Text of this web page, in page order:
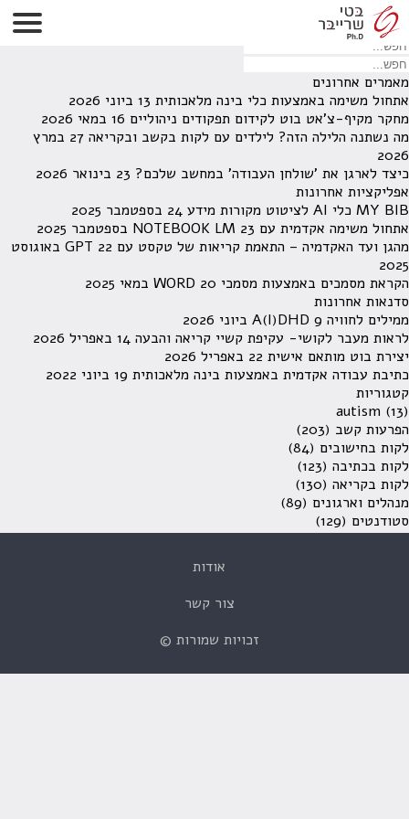
לא נמצאו תוצאות תחת קטגוריה זו.
מחפש משהו מסויים? השתמש בחיפוש
מאמרים אחרונים
אתחול משימה באמצעות כלי בינה מלאכותית 13 ביוני 2026
מחקר מקיף-צ'אט בוט לקידום תפקודים ניהוליים 16 במאי 2026
מה נשתנה הלילה הזה? לילדים עם לקות בקשב ובקריאה
27 במרץ
2026
כיצד לארגן את 'שולחן העבודה' במחשב שלכם? 23 בינואר 2026
אפליקציות אחרונות
MY BIB כלי AI לציטוט מקורות מידע
24 בספטמבר 2025
אתחול משימה אקדמית עם NOTEBOOK LM 23 בספטמבר 2025
מהגן ועד האקדמיה – התאמת קריאות של טקסט עם GPT
22 באוגוסט
2025
הקראת מסמכים באמצעות מסמכי WORD 20 במאי 2025
סדנאות אחרונות
ממילים לחוויה A(I)DHD 9 ביוני 2026
לראות מעבר לקושי- עקיפת קשיי קריאה והבעה 14 באפריל 2026
יצירת בוט מותאם אישית 22 באפריל 2026
כתיבת עבודה אקדמית באמצעות בינה מלאכותית 19 ביוני 2022
קטגוריות
autism (13)
הפרעות קשב (203)
לקות בחישובים (84)
לקות בכתיבה (123)
לקות בקריאה (130)
מנהלים וארגונים (89)
סטודנטים (129)
אודות
צור קשר
זכויות שמורות ©